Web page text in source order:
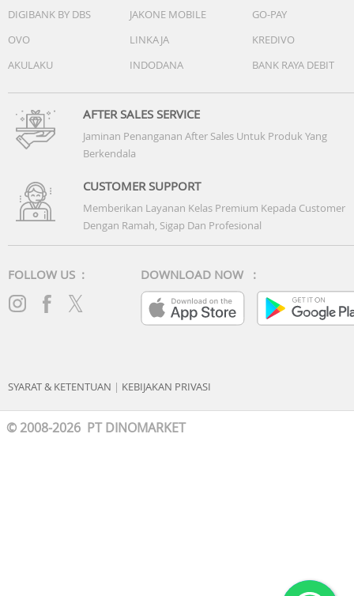
DIGIBANK BY DBS
JAKONE MOBILE
GO-PAY
OVO
LINKAJA
KREDIVO
AKULAKU
INDODANA BANK RAYA DEBIT
AFTER SALES SERVICE
Jaminan Penanganan After Sales Untuk Produk Yang
Berkendala
CUSTOMER SUPPORT
Memberikan Layanan Kelas Premium Kepada Customer
Dengan Ramah, Sigap Dan Profesional
FOLLOW US : DOWNLOAD NOW :
SYARAT & KETENTUAN | KEBIJAKAN PRIVASI
© 2008-2026 PT DINOMARKET